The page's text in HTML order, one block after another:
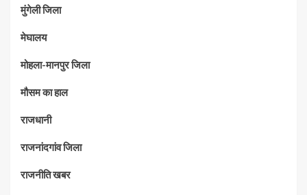
मुंगेली जिला
मेघालय
मोहला-मानपुर जिला
मौसम का हाल
राजधानी
राजनांदगांव जिला
राजनीति खबर